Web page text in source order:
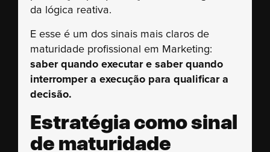
da lógica reativa.
E esse é um dos sinais mais claros de
maturidade profissional em Marketing:
saber quando executar e saber quando
interromper a execução para qualificar a
decisão.
Estratégia como sinal
de maturidade